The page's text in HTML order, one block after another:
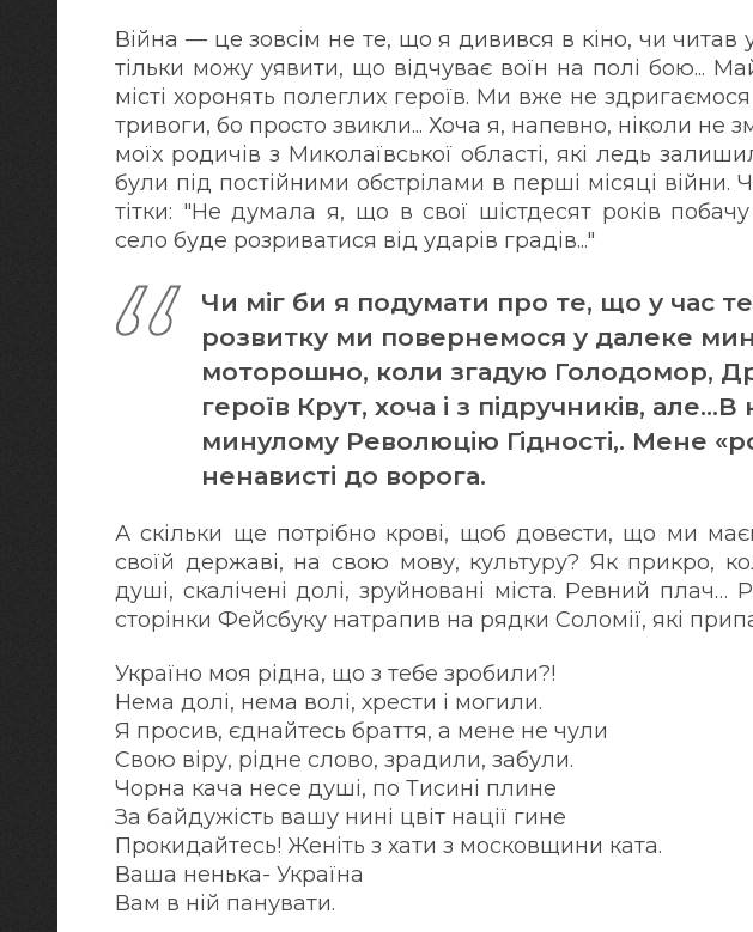
Війна — це зовсім не те, що я дивився в кіно, чи читав
тільки можу уявити, що відчуває воїн на полі бою...
місті хоронять полеглих героїв. Ми вже не
тривоги, бо просто звикли... Хоча я, напевно, ніколи не
моїх родичів з Миколаївської області, які ледь
були під постійними обстрілами в перші місяці війни.
тітки: "Не думала я, що в свої шістдесят років
село буде розриватися від ударів градів..."
Чи міг би я подумати про те, що у час
розвитку ми повернемося у далеке
моторошно, коли згадую Голодомор,
героїв Крут, хоча і з підручників,
минулому Революцію Гідності,. Мене
ненависті до ворога.
А скільки ще потрібно крові, щоб довести, що ми
своїй державі, на свою мову, культуру? Як прикро,
душі, скалічені долі, зруйновані міста. Ревний плач…
сторінки Фейсбуку натрапив на рядки Соломії, які
Україно моя рідна, що з тебе зробили?!
Нема долі, нема волі, хрести і могили.
Я просив, єднайтесь браття, а мене не чули
Свою віру, рідне слово, зрадили, забули.
Чорна кача несе душі, по Тисині плине
За байдужість вашу нині цвіт нації гине
Прокидайтесь! Женіть з хати з московщини ката.
Ваша ненька- Україна
Вам в ній панувати.